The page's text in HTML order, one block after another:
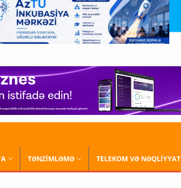
TƏNZİMLƏMƏ TELEKOM VƏ NƏQLİYYAT